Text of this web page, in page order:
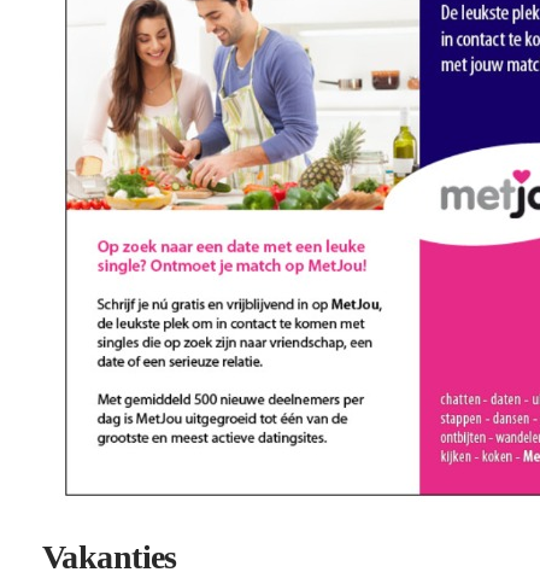
Vakanties